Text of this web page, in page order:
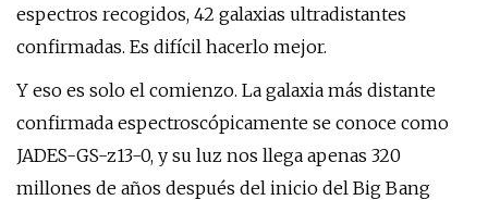
espectros recogidos, 42 galaxias ultradistantes
confirmadas. Es difícil hacerlo mejor.
Y eso es solo el comienzo. La galaxia más distante
confirmada espectroscópicamente se conoce como
JADES-GS-z13-0, y su luz nos llega apenas 320
millones de años después del inicio del Big Bang